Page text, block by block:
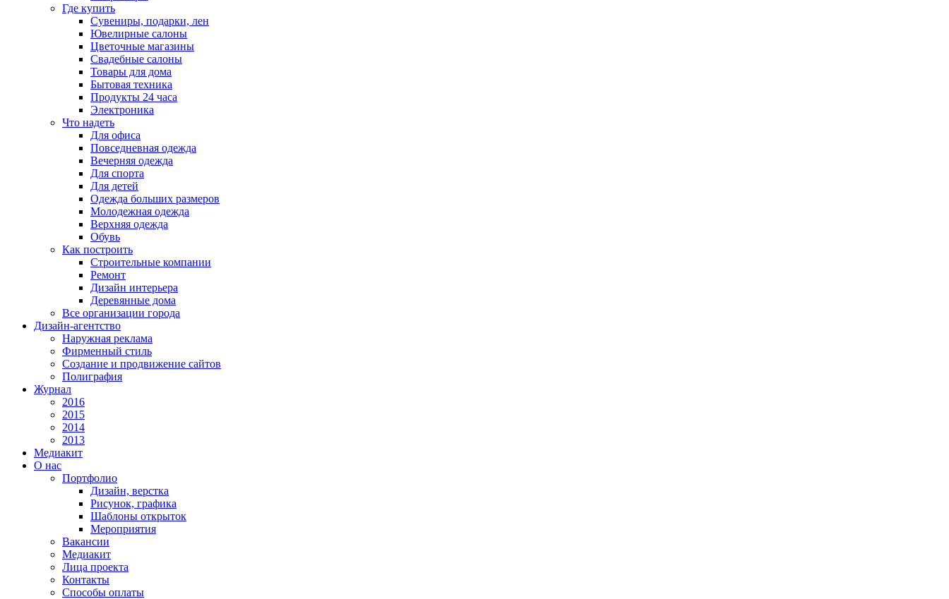
Где купить
Сувениры, подарки, лен
Ювелирные салоны
Цветочные магазины
Свадебные салоны
Товары для дома
Бытовая техника
Продукты 24 часа
Электроника
Что надеть
Для офиса
Повседневная одежда
Вечерняя одежда
Для спорта
Для детей
Одежда больших размеров
Молодежная одежда
Верхняя одежда
Обувь
Как построить
Строительные компании
Ремонт
Дизайн интерьера
Деревянные дома
Все организации города
Дизайн-агентство
Наружная реклама
Фирменный стиль
Создание и продвижение сайтов
Полиграфия
Журнал
2016
2015
2014
2013
Медиакит
О нас
Портфолио
Дизайн, верстка
Рисунок, графика
Шаблоны открыток
Мероприятия
Вакансии
Медиакит
Лица проекта
Контакты
Способы оплаты